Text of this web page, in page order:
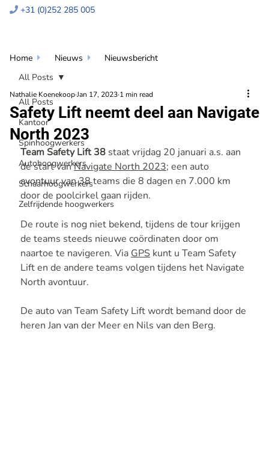
 +31 (0)252 285 005
All Posts
Kantoor
Spinhoogwerkers
Autohoogwerkers
Schaarhoogwerkers
Zelfrijdende hoogwerkers
All Posts
Safety Lift neemt deel aan Navigate
North 2023
Nathalie KoenekoopJan 17, 2023 1 min read
Team Safety Lift 38 staat vrijdag 20 januari a.s. aan
de start van Navigate North 2023; een auto
avontuur van 38 teams die 8 dagen en 7.000 km
door de poolcirkel gaan rijden.
De route is nog niet bekend, tijdens de tour krijgen
de teams steeds nieuwe coördinaten door om
naartoe te navigeren. Via GPS kunt u Team Safety
Lift en de andere teams volgen tijdens het Navigate
North avontuur.
De auto van Team Safety Lift wordt bemand door de
heren Jan van der Meer en Nils van den Berg.
Home  Nieuws  Nieuwsbericht